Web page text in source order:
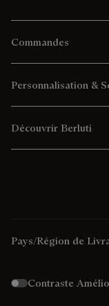
Commandes
Personnalisation &
Découvrir Berluti
Pays/Région de
Contraste